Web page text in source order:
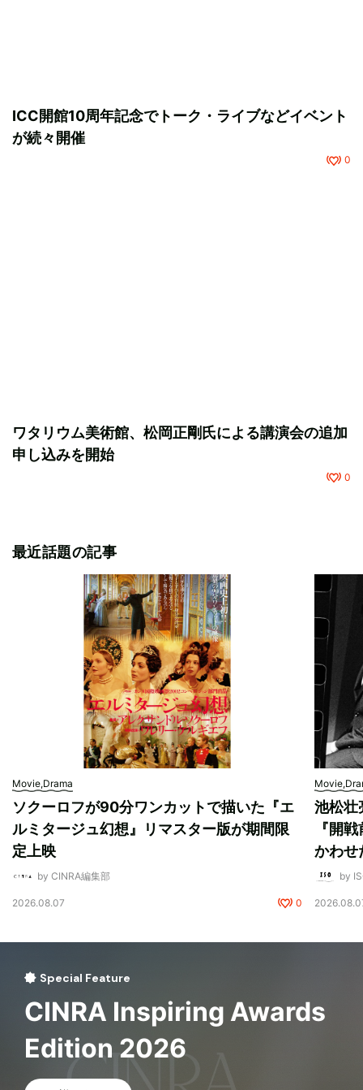
ICC開館10周年記念でトーク・ライブなどイベント
が続々開催
0
ワタリウム美術館、松岡正剛氏による講演会の追加
申し込みを開始
0
最近話題の記事
Movie,Drama
ソクーロフが90分ワンカットで描いた『エ
ルミタージュ幻想』リマスター版が期間限
定上映
by CINRA編集部
2026.08.07 0
池松壮
『開
かわせ
by
Special Feature
CINRA Inspiring Awards
Edition 2026